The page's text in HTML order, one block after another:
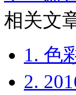
相关文
1. 色
2.